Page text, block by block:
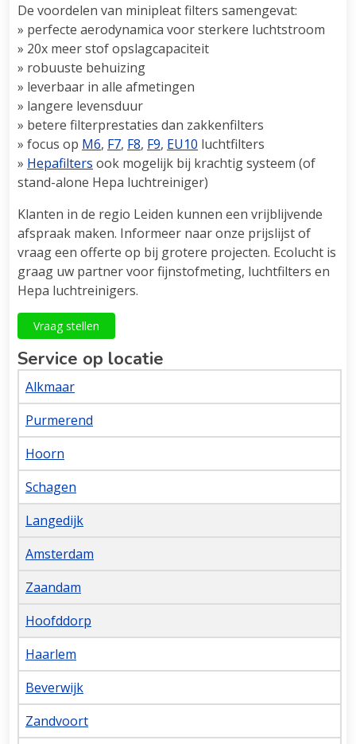
De voordelen van minipleat filters samengevat:
» perfecte aerodynamica voor sterkere luchtstroom
» 20x meer stof opslagcapaciteit
» robuuste behuizing
» leverbaar in alle afmetingen
» langere levensduur
» betere filterprestaties dan zakkenfilters
» focus op M6, F7, F8, F9, EU10 luchtfilters
» Hepafilters ook mogelijk bij krachtig systeem (of
stand-alone Hepa luchtreiniger)
Klanten in de regio Leiden kunnen een vrijblijvende
afspraak maken. Informeer naar onze prijslijst of
vraag een offerte op bij grotere projecten. Ecolucht is
graag uw partner voor fijnstofmeting, luchtfilters en
Hepa luchtreinigers.
Vraag stellen
Service op locatie
Alkmaar
Purmerend
Hoorn
Schagen
Langedijk
Amsterdam
Zaandam
Hoofddorp
Haarlem
Beverwijk
Zandvoort